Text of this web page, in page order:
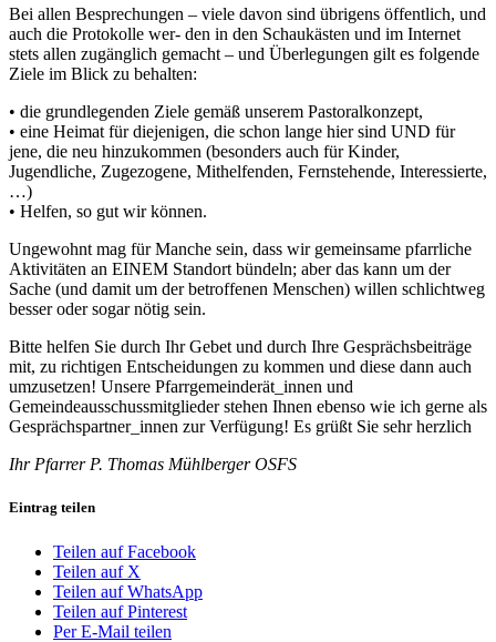
Bei allen Besprechungen – viele davon sind übrigens öffentlich, und
auch die Protokolle wer- den in den Schaukästen und im Internet
stets allen zugänglich gemacht – und Überlegungen gilt es folgende
Ziele im Blick zu behalten:
• die grundlegenden Ziele gemäß unserem Pastoralkonzept,
• eine Heimat für diejenigen, die schon lange hier sind UND für
jene, die neu hinzukommen (besonders auch für Kinder,
Jugendliche, Zugezogene, Mithelfenden, Fernstehende, Interessierte,
…)
• Helfen, so gut wir können.
Ungewohnt mag für Manche sein, dass wir gemeinsame pfarrliche
Aktivitäten an EINEM Standort bündeln; aber das kann um der
Sache (und damit um der betroffenen Menschen) willen schlichtweg
besser oder sogar nötig sein.
Bitte helfen Sie durch Ihr Gebet und durch Ihre Gesprächsbeiträge
mit, zu richtigen Entscheidungen zu kommen und diese dann auch
umzusetzen! Unsere Pfarrgemeinderät_innen und
Gemeindeausschussmitglieder stehen Ihnen ebenso wie ich gerne als
Gesprächspartner_innen zur Verfügung! Es grüßt Sie sehr herzlich
Ihr Pfarrer P. Thomas Mühlberger OSFS
Eintrag teilen
Teilen auf Facebook
Teilen auf X
Teilen auf WhatsApp
Teilen auf Pinterest
Per E-Mail teilen